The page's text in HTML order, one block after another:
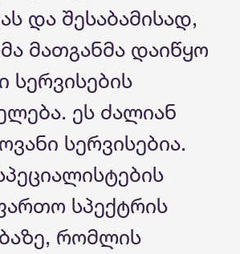
და შესაბამისად,
მათგანმა დაიწყო
სერვისების
ეს ძალიან
სერვისებია.
სპექტრის
რომლის